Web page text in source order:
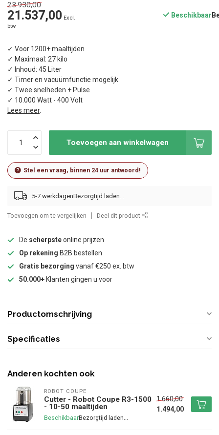
23.930,00
21.537,00 Excl.
btw
Beschikbaar
✓ Voor 1200+ maaltijden
✓ Maximaal: 27 kilo
✓ Inhoud: 45 Liter
✓ Timer en vacuümfunctie mogelijk
✓ Twee snelheden + Pulse
✓ 10.000 Watt - 400 Volt
Lees meer.
Toevoegen aan winkelwagen
Stel een vraag, binnen 24 uur antwoord!
5-7 werkdagen
Toevoegen om te vergelijken Deel dit product
De scherpsteonline prijzen
Op rekening B2B bestellen
Gratis bezorging vanaf €250 ex. btw
50.000+ Klanten gingen u voor
Productomschrijving
Specificaties
Anderen kochten ook
ROBOT COUPE
Cutter - Robot Coupe R3-1500
- 10-50 maaltijden
Beschikbaar
1.660,00
1.494,00